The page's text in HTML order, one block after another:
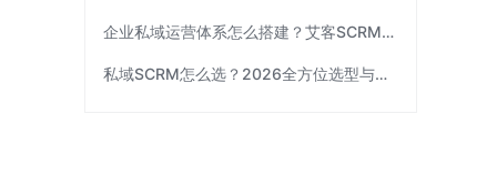
企业私域运营体系怎么搭建？艾客SCRM拆解三个关键环节
私域SCRM怎么选？2026全方位选型与避坑指南｜艾客SCRM